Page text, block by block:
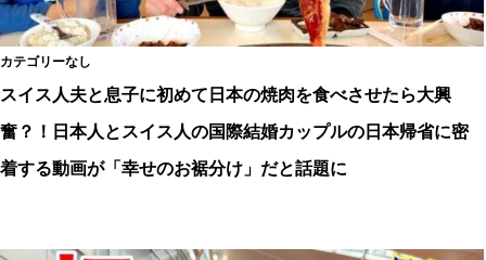
カテゴリーなし
スイス人夫と息子に初めて日本の焼肉を食べさせたら大興
奮？！日本人とスイス人の国際結婚カップルの日本帰省に密
着する動画が「幸せのお裾分け」だと話題に